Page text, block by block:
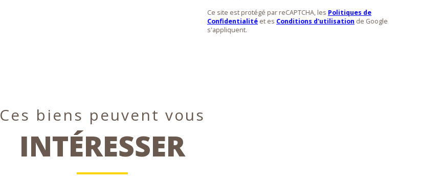
Ce site est protégé par reCAPTCHA, les Politiques de
Confidentialité et es Conditions d'utilisation de Google
s'appliquent.
Ces biens peuvent vous
INTÉRESSER